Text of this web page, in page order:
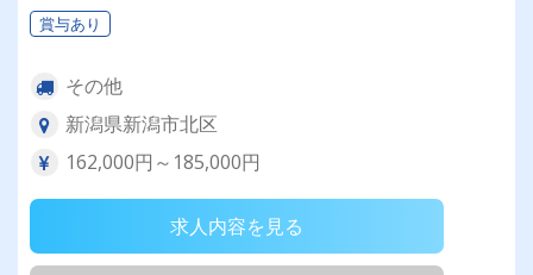
賞与あり
その他
新潟県新潟市北区
162,000円～185,000円
求人内容を見る